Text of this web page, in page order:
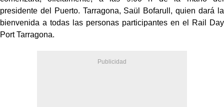
presidente del Puerto. Tarragona, Saül Bofarull, quien dará la
bienvenida a todas las personas participantes en el
Rail Day
Port Tarragona.